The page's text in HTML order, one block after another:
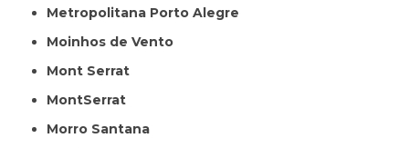
Metropolitana Porto Alegre
Moinhos de Vento
Mont Serrat
MontSerrat
Morro Santana